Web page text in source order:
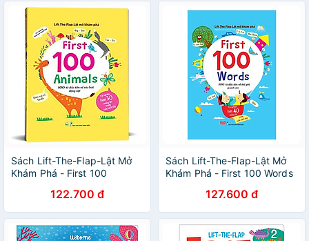
Sách Lift-The-Flap-Lật Mở
Khám Phá - First 100
Về Các Loài Động Vật
122.700 đ
Sách Lift-The-Flap-Lật Mở
Khám Phá - First 100 Words
Giới Quanh Em127.600 đ